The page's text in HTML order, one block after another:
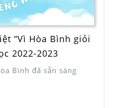
“Vì Hòa Bình giỏi
2022-2023
Bình đã sẵn sàng